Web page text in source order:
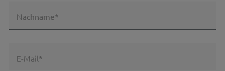
Nachname*
E-Mail*